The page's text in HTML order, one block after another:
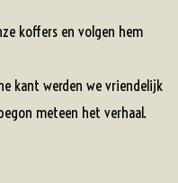
koffers en volgen hem
kant werden we vriendelijk
meteen het verhaal.